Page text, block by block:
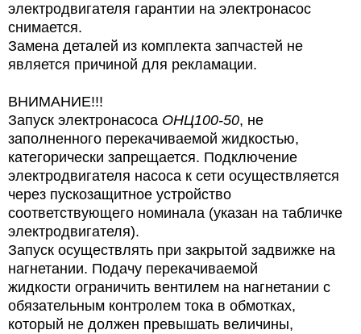
электродвигателя гарантии на электронасос
снимается.
Замена деталей из комплекта запчастей не
является причиной для рекламации.
ВНИМАНИЕ!!!
Запуск электронасоса ОНЦ100-50, не
заполненного перекачиваемой жидкостью,
категорически запрещается. Подключение
электродвигателя насоса к сети осуществляется
через пускозащитное устройство
соответствующего номинала (указан на табличке
электродвигателя).
Запуск осуществлять при закрытой задвижке на
нагнетании. Подачу перекачиваемой
жидкости ограничить вентилем на нагнетании с
обязательным контролем тока в обмотках,
который не должен превышать величины,